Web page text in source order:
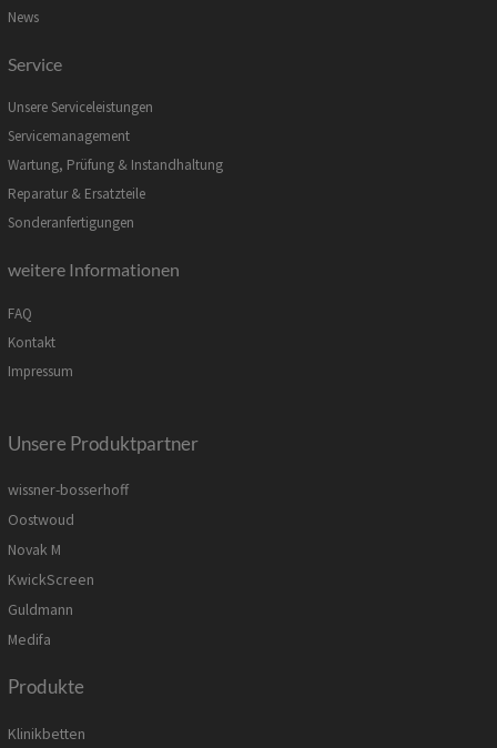
News
Service
Unsere Serviceleistungen
Servicemanagement
Wartung, Prüfung & Instandhaltung
Reparatur & Ersatzteile
Sonderanfertigungen
weitere Informationen
FAQ
Kontakt
Impressum
Unsere Produktpartner
wissner-bosserhoff
Oostwoud
Novak M
KwickScreen
Guldmann
Medifa
Produkte
Klinikbetten